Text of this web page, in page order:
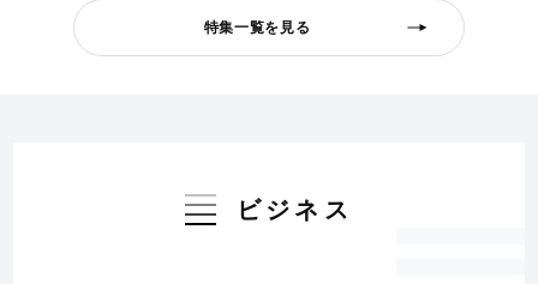
特集一覧を見る
ビジネス